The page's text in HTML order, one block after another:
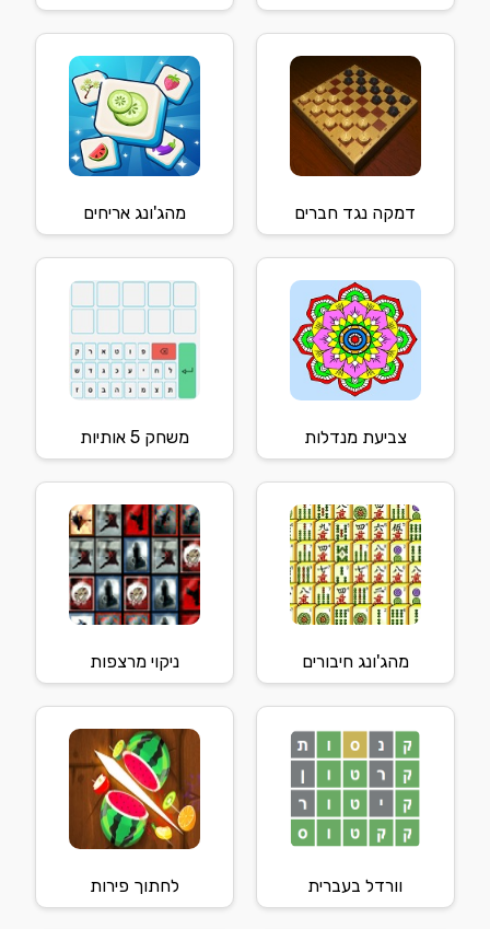
דמקה נגד חברים מהג'ונג אריחים
צביעת מנדלות משחק 5 אותיות
מהג'ונג חיבורים ניקוי מרצפות
וורדל בעברית לחתוך פירות